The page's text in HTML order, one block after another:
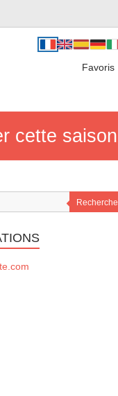
Favoris
cette saison
Recherche